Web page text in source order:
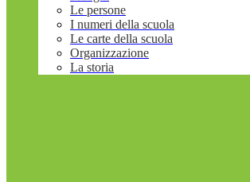
Le persone
I numeri della scuola
Le carte della scuola
Organizzazione
La storia